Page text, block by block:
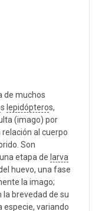
de muchos
s lepidópteros,
(imago) por
al cuerpo
Son
etapa de larva
huevo, una fase
la imago;
la brevedad de su
especie, variando